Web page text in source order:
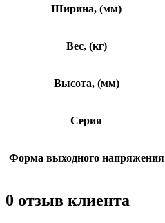
Ширина, (мм)
Вес, (кг)
Высота, (мм)
Серия
Форма выходного напряжения
0 отзыв клиента